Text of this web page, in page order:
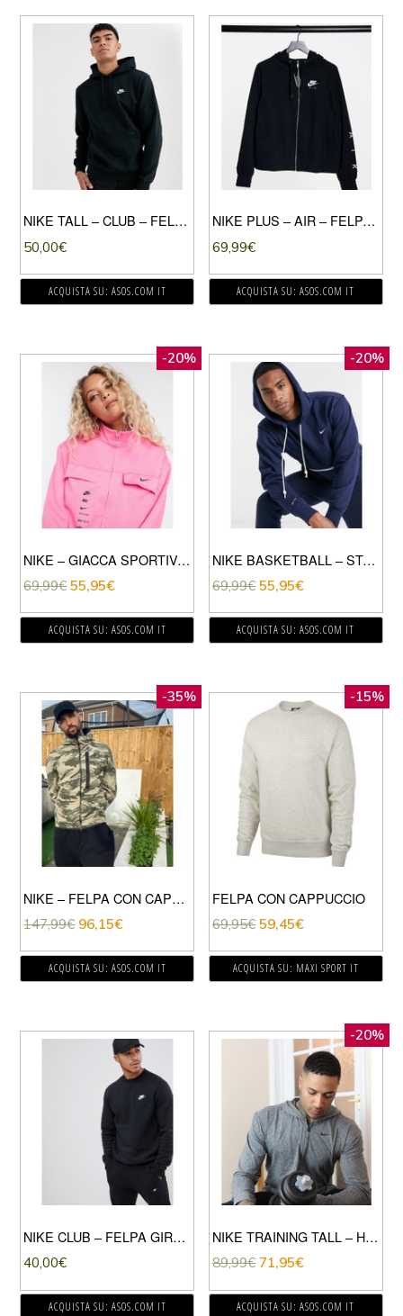
NIKE TALL – CLUB – FELPA NERA CON CAPPUCCIO-NERO
50,00€
ACQUISTA SU: ASOS.COM IT
NIKE PLUS – AIR – FELPA CON CAPPUCCIO IN PILE NERA CON ZIP-NERO
69,99€
ACQUISTA SU: ASOS.COM IT
-20%
NIKE – GIACCA SPORTIVA ROSA CON LOGO NIKE
69,99€ 55,95€
ACQUISTA SU: ASOS.COM IT
-20%
NIKE BASKETBALL – STANDARD ISSUE – FELPA CON CAPPUCCIO BLU NAVY
69,99€ 55,95€
ACQUISTA SU: ASOS.COM IT
-35%
NIKE – FELPA CON CAPPUCCIO TECNICA CON ZIP IN STAMPA MIMETICA-PIETRA
147,99€ 96,15€
ACQUISTA SU: ASOS.COM IT
-15%
FELPA CON CAPPUCCIO
69,95€ 59,45€
ACQUISTA SU: MAXI SPORT IT
NIKE CLUB – FELPA GIROCOLLO NERA-NERO
40,00€
ACQUISTA SU: ASOS.COM IT
-20%
NIKE TRAINING TALL – HYPER DRY – FELPA CON CAPPUCCIO GRIGIA-GRIGIO
89,99€ 71,95€
ACQUISTA SU: ASOS.COM IT